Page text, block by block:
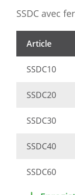
SSDC avec
Article
SSDC10
SSDC20
SSDC30
SSDC40
SSDC60